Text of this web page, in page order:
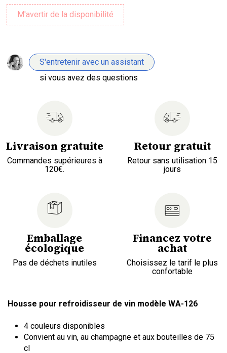
S'entretenir avec un assistant
si vous avez des questions
Livraison gratuite
Commandes supérieures à
120€.
Retour gratuit
Retour sans utilisation 15
jours
Emballage
écologique
Pas de déchets inutiles
Financez votre
achat
Choisissez le tarif le plus
confortable
Housse pour refroidisseur de vin modèle WA-126
4 couleurs disponibles
Convient au vin, au champagne et aux bouteilles de 75
cl